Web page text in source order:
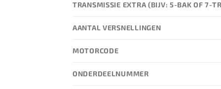
TRANSMISSIE EXTRA (BIJV: 5-BAK OF 7-
AANTAL VERSNELLINGEN
MOTORCODE
ONDERDEELNUMMER